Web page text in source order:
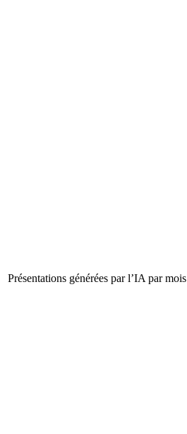
Présentations générées par l’IA par mois